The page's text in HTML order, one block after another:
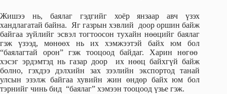
Жишээ нь, баялаг гэдгийг хоёр янзаар авч үзэх
хандлагатай байна. Яг газрын хэвлий доор оршин байж
байгаа зүйлийг эсвэл тогтоосон тухайн нөөцийг баялаг
гэж үзээд, мөнөөх нь их хэмжээтэй байх юм бол
“баялагтай орон” гэж тооцоод байдаг. Харин нөгөө
хэсэг эрдэмтэд нь газар доор их нөөц байхгүй байж
болно, гэхдээ дэлхийн зах зээлийн экспортод танай
улсын эзэлж байгаа хувийн жин өндөр байх юм бол
тэрнийг чинь бид “баялаг” хэмээн тооцоод үзье гэж.